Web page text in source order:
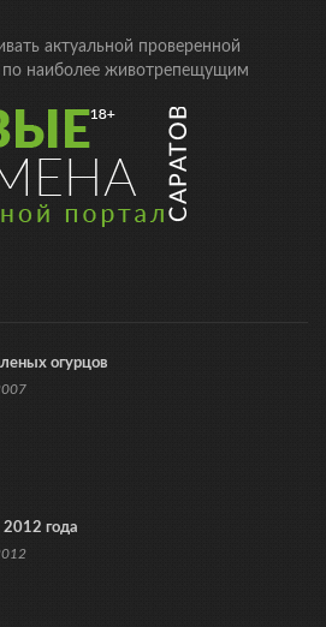
актуальной проверенной
по наиболее животрепещущим
огурцов
2012 года